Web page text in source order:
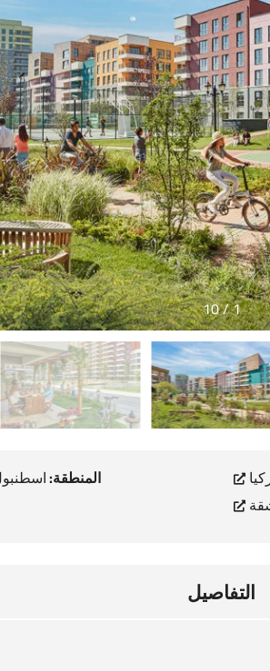
1
/
10
المنطقة:
التفاصيل